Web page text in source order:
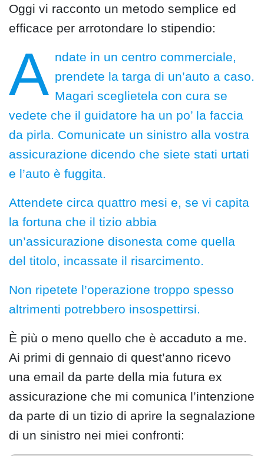
Oggi vi racconto un metodo semplice ed
efficace per arrotondare lo stipendio:
A ndate in un centro commerciale,
prendete la targa di un’auto a caso.
Magari sceglietela con cura se
vedete che il guidatore ha un po’ la faccia
da pirla. Comunicate un sinistro alla vostra
assicurazione dicendo che siete stati urtati
e l’auto è fuggita.
Attendete circa quattro mesi e, se vi capita
la fortuna che il tizio abbia
un’assicurazione disonesta come quella
del titolo, incassate il risarcimento.
Non ripetete l’operazione troppo spesso
altrimenti potrebbero insospettirsi.
È più o meno quello che è accaduto a me.
Ai primi di gennaio di quest’anno ricevo
una email da parte della mia futura ex
assicurazione che mi comunica l’intenzione
da parte di un tizio di aprire la segnalazione
di un sinistro nei miei confronti: